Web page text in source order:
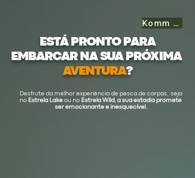
Komm zurück
ESTÁ PRONTO PARA
EMBARCAR NA SUA PRÓXIMA
AVENTURA?
Desfrute da melhor experiência de pesca de carpas, seja
no Estrela Lake ou no Estrela Wild, a sua estadia promete
ser emocionante e inesquecível.